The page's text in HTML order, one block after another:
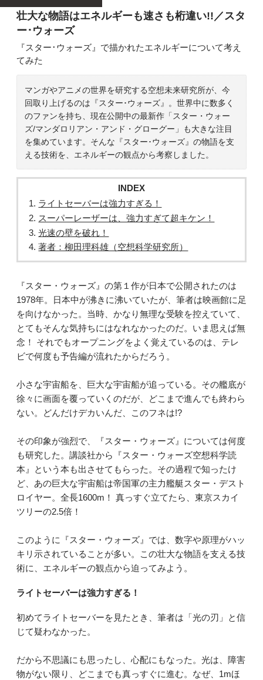
壮大な物語はエネルギーも速さも桁違い!!／スタ
ー･ウォーズ
『スター･ウォーズ』で描かれたエネルギーについて考え
てみた
マンガやアニメの世界を研究する空想未来研究所が、今
回取り上げるのは『スター･ウォーズ』。世界中に数多く
のファンを持ち、現在公開中の最新作「スター・ウォー
ズ/マンダロリアン・アンド・グローグー」も大きな注目
を集めています。そんな『スター･ウォーズ』の物語を支
える技術を、エネルギーの観点から考察しました。
INDEX
ライトセーバーは強力すぎる！
スーパーレーザーは、強力すぎて超キケン！
光速の壁を破れ！
著者：柳田理科雄（空想科学研究所）
『スター・ウォーズ』の第１作が日本で公開されたのは
1978年。日本中が沸きに沸いていたが、筆者は映画館に足
を向けなかった。当時、かなり無理な受験を控えていて、
とてもそんな気持ちにはなれなかったのだ。いま思えば無
念！ それでもオープニングをよく覚えているのは、テレ
ビで何度も予告編が流れたからだろう。
小さな宇宙船を、巨大な宇宙船が追っている。その艦底が
徐々に画面を覆っていくのだが、どこまで進んでも終わら
ない。どんだけデカいんだ、このフネは!?
その印象が強烈で、『スター・ウォーズ』については何度
も研究した。講談社から『スター・ウォーズ空想科学読
本』という本も出させてもらった。その過程で知ったけ
ど、あの巨大な宇宙船は帝国軍の主力艦艇スター・デスト
ロイヤー。全長1600m！ 真っすぐ立てたら、東京スカイ
ツリーの2.5倍！
このように『スター・ウォーズ』では、数字や原理がハッ
キリ示されていることが多い。この壮大な物語を支える技
術に、エネルギーの観点から迫ってみよう。
ライトセーバーは強力すぎる！
初めてライトセーバーを見たとき、筆者は「光の刃」と信
じて疑わなかった。
だから不思議にも思ったし、心配にもなった。光は、障害
物がない限り、どこまでも真っすぐに進む。なぜ、1mほ